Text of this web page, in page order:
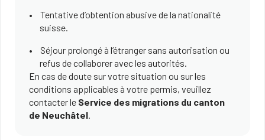
Tentative d’obtention abusive de la nationalité
suisse.
Séjour prolongé à l’étranger sans autorisation ou
refus de collaborer avec les autorités.
En cas de doute sur votre situation ou sur les
conditions applicables à votre permis, veuillez
contacter le Service des migrations du canton
de Neuchâtel.